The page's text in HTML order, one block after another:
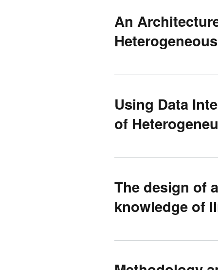
An
Using Data
of
The design of
knowledge of